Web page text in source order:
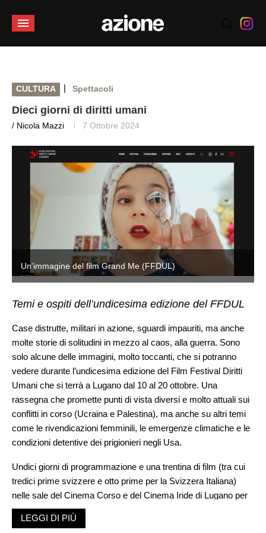
CULTURA | Spettacoli
Dieci giorni di diritti umani
/ Nicola Mazzi 7 Ottobre 2024
Un'immagine del film Grand Me (FFDUL)
Temi e ospiti dell’undicesima edizione del FFDUL
Case distrutte, militari in azione, sguardi impauriti, ma anche
molte storie di solitudini in mezzo al caos, alla guerra. Sono
solo alcune delle immagini, molto toccanti, che si potranno
vedere durante l’undicesima edizione del Film Festival Diritti
Umani che si terrà a Lugano dal 10 al 20 ottobre. Una
rassegna che promette punti di vista diversi e molto attuali sui
conflitti in corso (Ucraina e Palestina), ma anche su altri temi
come le rivendicazioni femminili, le emergenze climatiche e le
condizioni detentive dei prigionieri negli Usa.
Undici giorni di programmazione e una trentina di film (tra cui
tredici prime svizzere e otto prime per la Svizzera Italiana)
nelle sale del Cinema Corso e del Cinema Iride di Lugano per
raccontare i diritti umani. Mentre al cinema LUX art house di
Massagno verrà proposto – per la seconda volta – il Concorso
LEGGI DI PIÙ